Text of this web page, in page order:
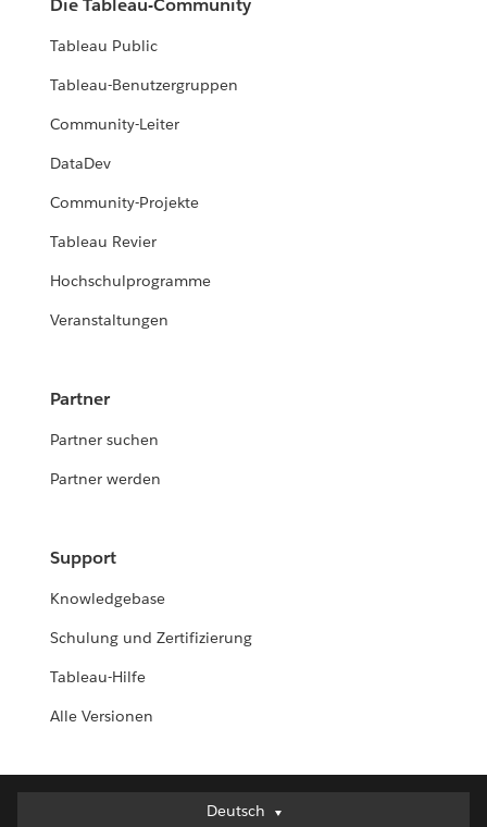
Die Tableau-Community
Tableau Public
Tableau-Benutzergruppen
Community-Leiter
DataDev
Community-Projekte
Tableau Revier
Hochschulprogramme
Veranstaltungen
Partner
Partner suchen
Partner werden
Support
Knowledgebase
Schulung und Zertifizierung
Tableau-Hilfe
Alle Versionen
Deutsch
Deutsch